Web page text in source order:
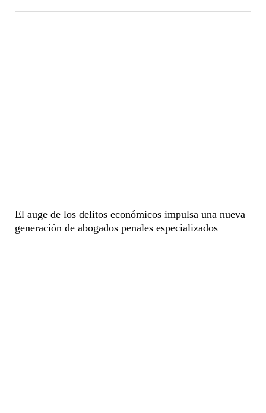
El auge de los delitos económicos impulsa una nueva
generación de abogados penales especializados